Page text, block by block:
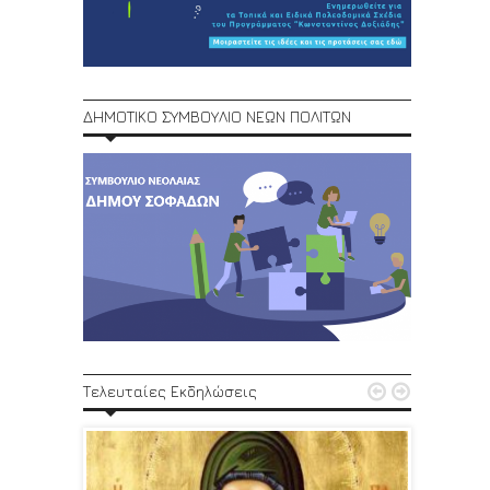
ΔΗΜΟΤΙΚΟ ΣΥΜΒΟΥΛΙΟ ΝΕΩΝ ΠΟΛΙΤΩΝ
Τελευταίες Εκδηλώσεις  